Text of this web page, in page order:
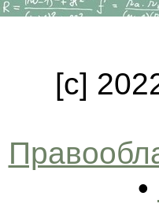
[c]
•